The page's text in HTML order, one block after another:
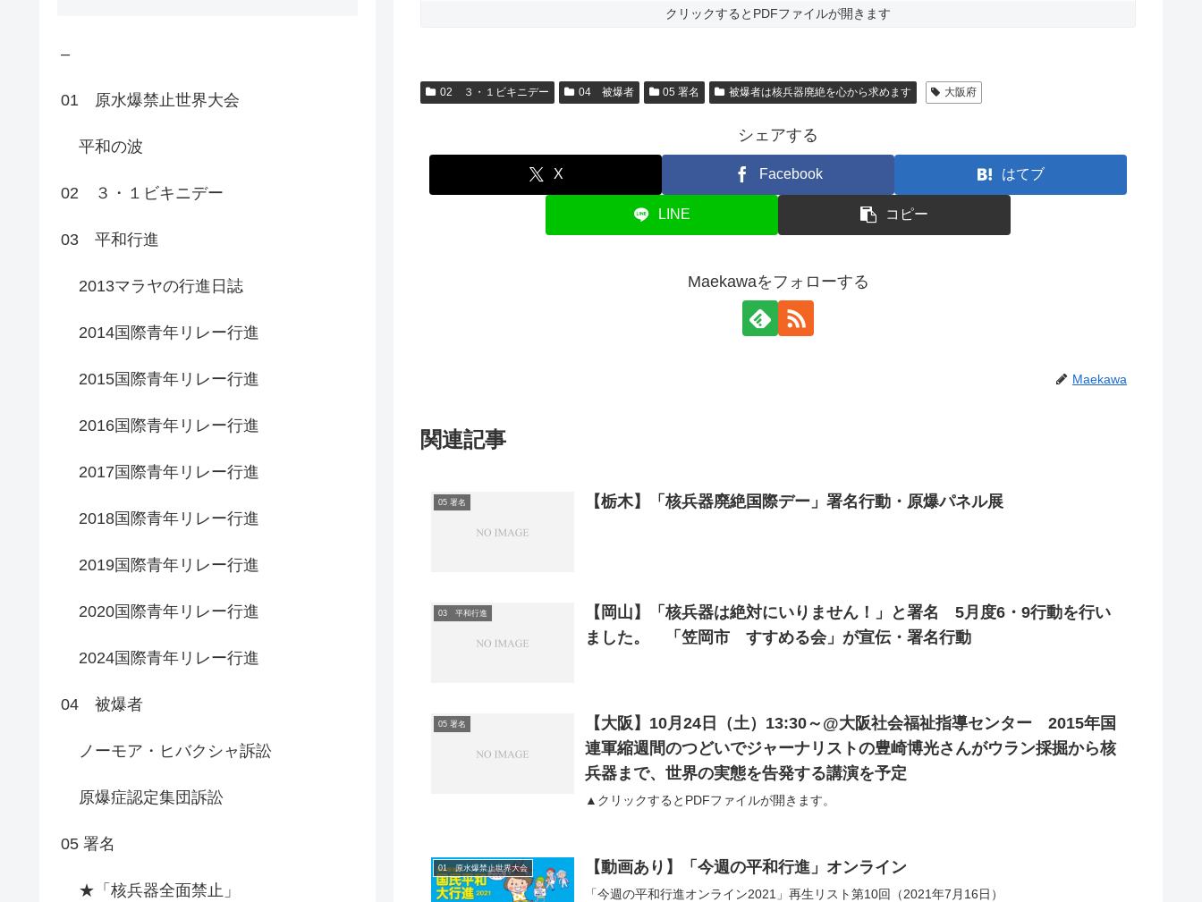
クリックするとPDFファイルが開きます
02 ３・１ビキニデー 04 被爆者 05 署名 被爆者は核兵器廃絶を心から求めます 大阪府
シェアする
X Facebook はてブ
LINE コピー
Maekawaをフォローする
Maekawa
関連記事
05 署名 【栃木】「核兵器廃絶国際デー」署名行動・原爆パネル展
03 平和行進
【岡山】「核兵器は絶対にいりません！」と署名 5月度6・9行動を行い
ました。 「笠岡市 すすめる会」が宣伝・署名行動
05 署名
【大阪】10月24日（土）13:30～@大阪社会福祉指導センター 2015年国
連軍縮週間のつどいでジャーナリストの豊崎博光さんがウラン採掘から核
兵器まで、世界の実態を告発する講演を予定
▲クリックするとPDFファイルが開きます。
01 原水爆禁止世界大会 【動画あり】「今週の平和行進」オンライン
「今週の平和行進オンライン2021」再生リスト第10回（2021年7月16日）
–
01 原水爆禁止世界大会
平和の波
02 ３・１ビキニデー
03 平和行進
2013マラヤの行進日誌
2014国際青年リレー行進
2015国際青年リレー行進
2016国際青年リレー行進
2017国際青年リレー行進
2018国際青年リレー行進
2019国際青年リレー行進
2020国際青年リレー行進
2024国際青年リレー行進
04 被爆者
ノーモア・ヒバクシャ訴訟
原爆症認定集団訴訟
05 署名
★「核兵器全面禁止」